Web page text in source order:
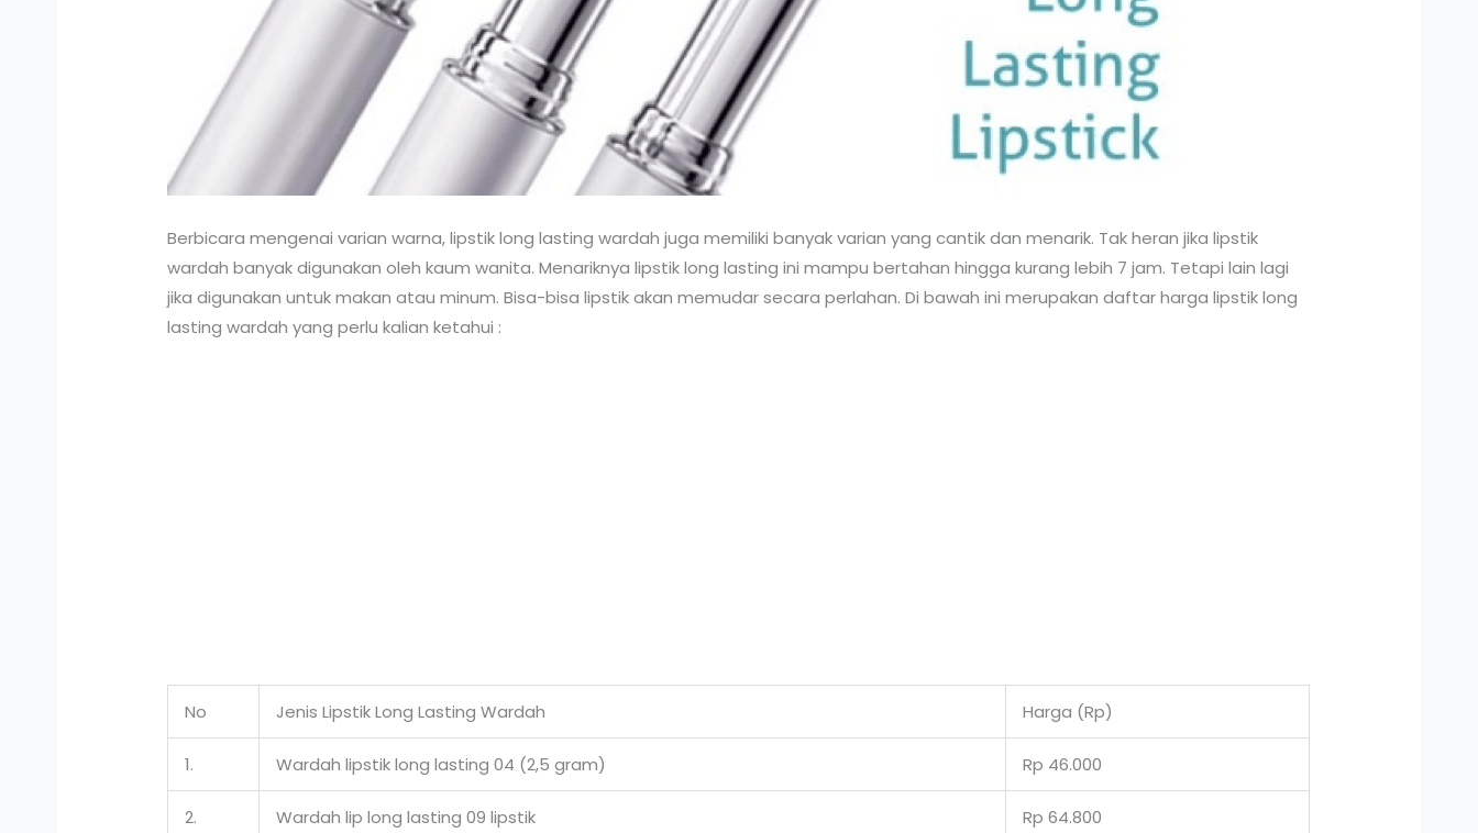
Berbicara mengenai varian warna, lipstik long lasting wardah juga memiliki banyak varian yang cantik dan menarik. Tak heran jika lipstik
wardah banyak digunakan oleh kaum wanita. Menariknya lipstik long lasting ini mampu bertahan hingga kurang lebih 7 jam. Tetapi lain lagi
jika digunakan untuk makan atau minum. Bisa-bisa lipstik akan memudar secara perlahan. Di bawah ini merupakan daftar harga lipstik long
lasting wardah yang perlu kalian ketahui :
No Jenis Lipstik Long Lasting Wardah Harga (Rp)
1. Wardah lipstik long lasting 04 (2,5 gram) Rp 46.000
2. Wardah lip long lasting 09 lipstik Rp 64.800